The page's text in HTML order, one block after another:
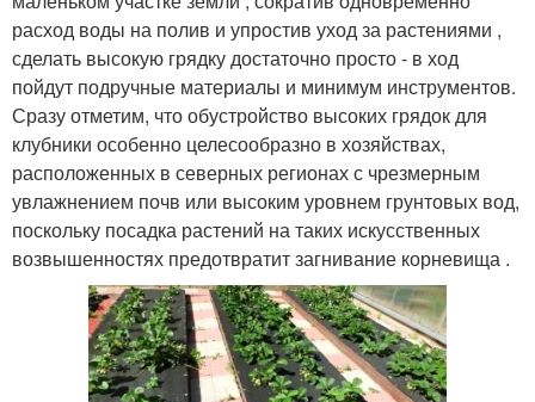
расход воды на полив и упростив уход за растениями ,
сделать высокую грядку достаточно просто - в ход
пойдут подручные материалы и минимум инструментов.
Сразу отметим, что обустройство высоких грядок для
клубники особенно целесообразно в хозяйствах,
расположенных в северных регионах с чрезмерным
увлажнением почв или высоким уровнем грунтовых вод,
поскольку посадка растений на таких искусственных
возвышенностях предотвратит загнивание корневища .